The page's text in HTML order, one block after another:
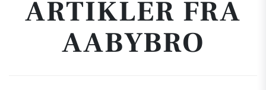
ARTIKLER FRA
AABYBRO